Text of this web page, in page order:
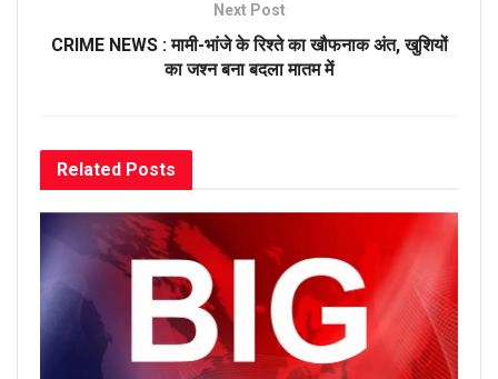
Next Post
CRIME NEWS : मामी-भांजे के रिश्ते का खौफनाक अंत, खुशियों
का जश्न बना बदला मातम में
Related Posts